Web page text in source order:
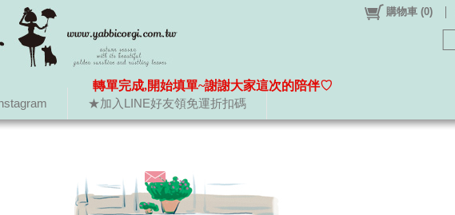
★加入LINE好友領免運折扣碼
購物車 (0)
轉單完成,開始填單~謝謝大家這次的陪伴♡